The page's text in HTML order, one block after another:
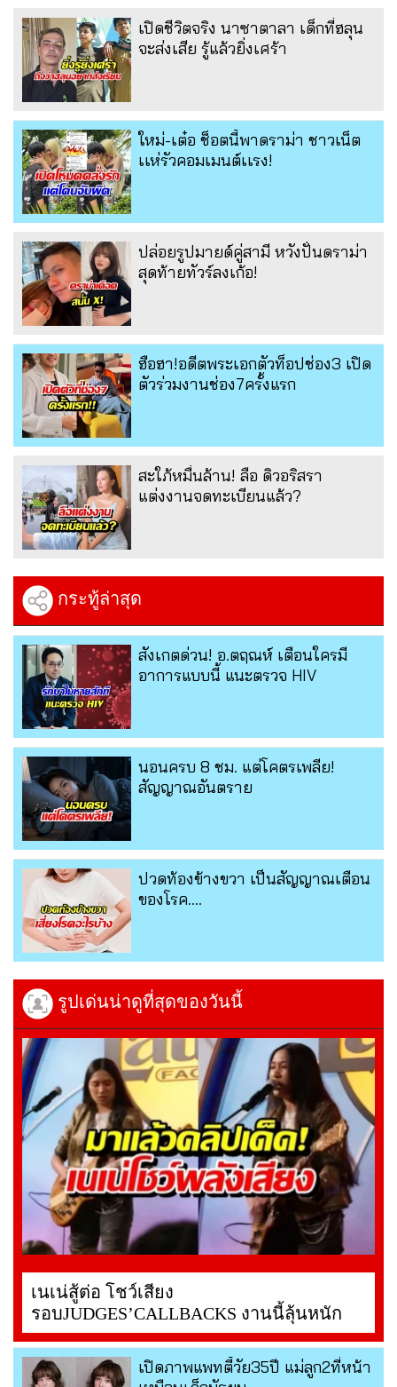
เปิดชีวิตจริง นาซาตาลา เด็กที่ฮลุน
จะส่งเสีย รู้แล้วยิ่งเศร้า
ใหม่-เต๋อ ช็อตนี้พาดราม่า ชาวเน็ต
เเห่รัวคอมเมนต์เเรง!
ปล่อยรูปมายด์คู่สามี หวังปั่นดราม่า
สุดท้ายทัวร์ลงเก้อ!
ฮือฮา!อดีตพระเอกตัวท็อปช่อง3 เปิด
ตัวร่วมงานช่อง7ครั้งแรก
สะใภ้หมื่นล้าน! ลือ ดิวอริสรา
แต่งงานจดทะเบียนแล้ว?
กระทู้ล่าสุด
สังเกตด่วน! อ.ตฤณห์ เตือนใครมี
อาการแบบนี้ แนะตรวจ HIV
นอนครบ 8 ชม. แต่โคตรเพลีย!
สัญญาณอันตราย
ปวดท้องข้างขวา เป็นสัญญาณเตือน
ของโรค....
รูปเด่นน่าดูที่สุดของวันนี้
เนเน่สู้ต่อ โชว์เสียง
รอบJUDGES’CALLBACKS งานนี้ลุ้นหนัก
เปิดภาพแพทตี้วัย35ปี แม่ลูก2ที่หน้า